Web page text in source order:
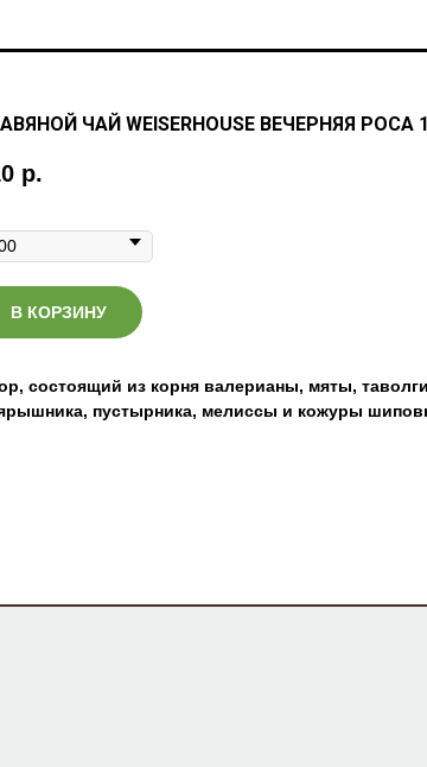
ЧАЙ WEISERHOUSE ВЕЧЕРНЯЯ РОСА
р.
В КОРЗИНУ
состоящий из корня валерианы, мяты,
пустырника, мелиссы и кожуры